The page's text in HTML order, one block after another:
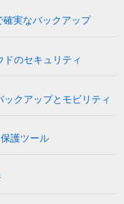
確実なバックアップ
のセキュリティ
ックアップとモビリティ
保護ツール